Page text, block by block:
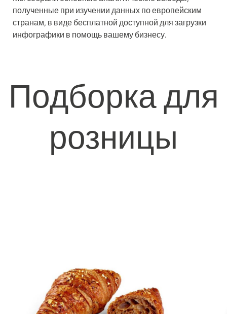
полученные при изучении данных по европейским
странам, в виде бесплатной доступной для загрузки
инфографики в помощь вашему бизнесу.
Подборка для
розницы